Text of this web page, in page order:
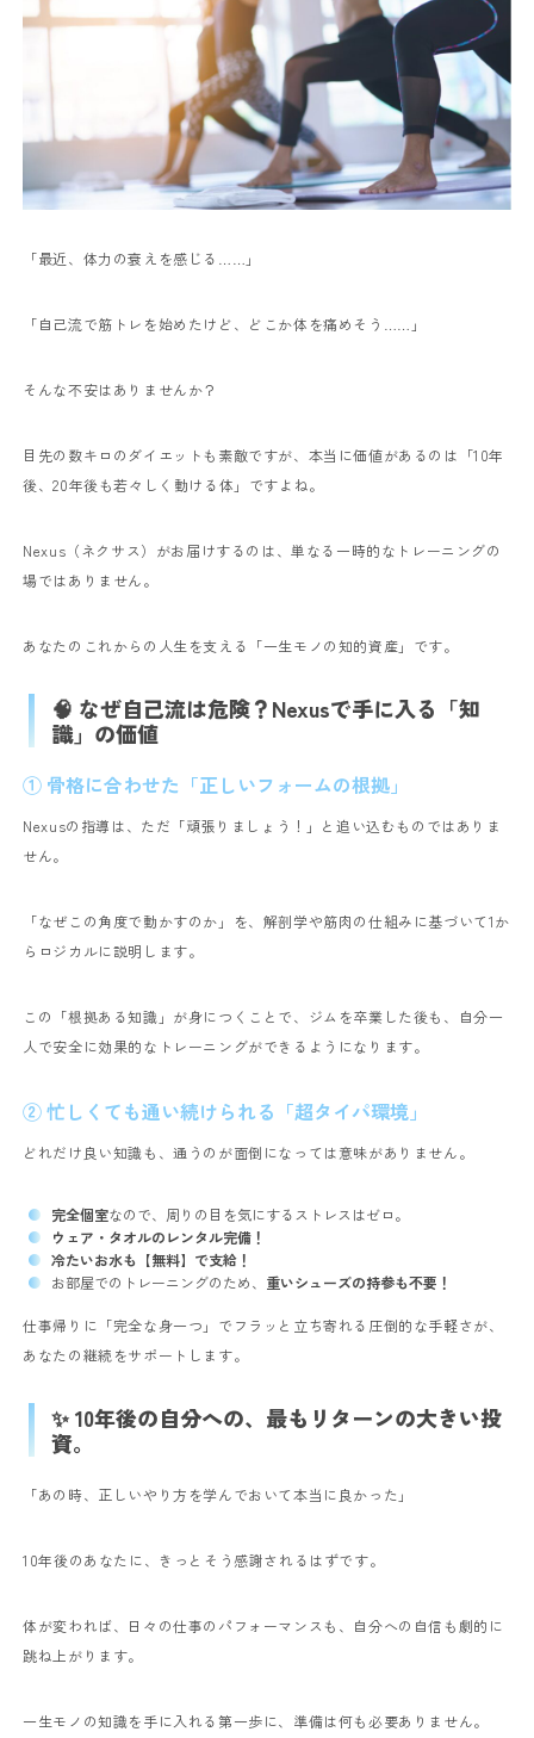
「最近、体力の衰えを感じる……」
「自己流で筋トレを始めたけど、どこか体を痛めそう……」
そんな不安はありませんか？
目先の数キロのダイエットも素敵ですが、本当に価値があるのは「10年
後、20年後も若々しく動ける体」ですよね。
Nexus（ネクサス）がお届けするのは、単なる一時的なトレーニングの
場ではありません。
あなたのこれからの人生を支える「一生モノの知的資産」です。
🧠 なぜ自己流は危険？Nexusで手に入る「知
識」の価値
① 骨格に合わせた「正しいフォームの根拠」
Nexusの指導は、ただ「頑張りましょう！」と追い込むものではありま
せん。
「なぜこの角度で動かすのか」を、解剖学や筋肉の仕組みに基づいて1か
らロジカルに説明します。
この「根拠ある知識」が身につくことで、ジムを卒業した後も、自分一
人で安全に効果的なトレーニングができるようになります。
② 忙しくても通い続けられる「超タイパ環境」
どれだけ良い知識も、通うのが面倒になっては意味がありません。
完全個室なので、周りの目を気にするストレスはゼロ。
ウェア・タオルのレンタル完備！
冷たいお水も【無料】で支給！
お部屋でのトレーニングのため、 重いシューズの持参も不要！
仕事帰りに「完全な身一つ」でフラッと立ち寄れる圧倒的な手軽さが、
あなたの継続をサポートします。
✨ 10年後の自分への、最もリターンの大きい投
資。
「あの時、正しいやり方を学んでおいて本当に良かった」
10年後のあなたに、きっとそう感謝されるはずです。
体が変われば、日々の仕事のパフォーマンスも、自分への自信も劇的に
跳ね上がります。
一生モノの知識を手に入れる第一歩に、準備は何も必要ありません。